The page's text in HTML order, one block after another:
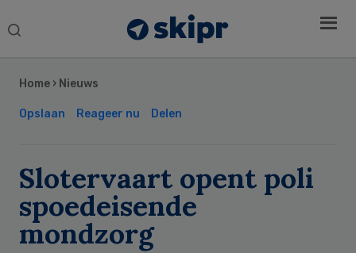
Search
Home › Nieuws
Opslaan Reageer nu Delen
Slotervaart opent poli
spoedeisende
mondzorg
Sidebar